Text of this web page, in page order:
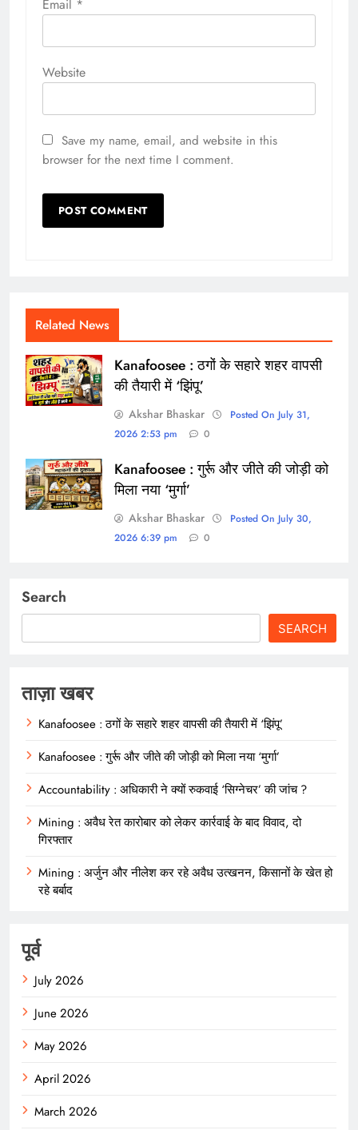
Email *
Website
Save my name, email, and website in this
browser for the next time I comment.
Related News
Kanafoosee : ठगों के सहारे शहर वापसी
की तैयारी में ‘झिंपू’
Akshar Bhaskar
Posted On July 31,
2026 2:53 pm
0
Kanafoosee : गुर्रू और जीते की जोड़ी को
मिला नया ‘मुर्गा’
Akshar Bhaskar
Posted On July 30,
2026 6:39 pm
0
Search
SEARCH
ताज़ा खबर
Kanafoosee : ठगों के सहारे शहर वापसी की तैयारी में ‘झिंपू’
Kanafoosee : गुर्रू और जीते की जोड़ी को मिला नया ‘मुर्गा’
Accountability : अधिकारी ने क्यों रुकवाई ‘सिग्नेचर’ की जांच ?
Mining : अवैध रेत कारोबार को लेकर कार्रवाई के बाद विवाद, दो
गिरफ्तार
Mining : अर्जुन और नीलेश कर रहे अवैध उत्खनन, किसानों के खेत हो
रहे बर्बाद
पूर्व
July 2026
June 2026
May 2026
April 2026
March 2026